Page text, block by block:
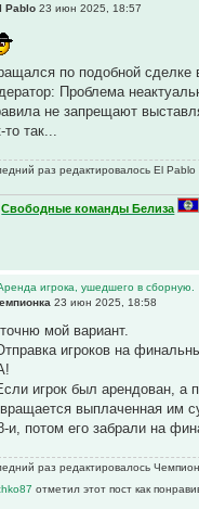
Pablo 23 июн 2025, 18:57
по подобной сделке
Проблема
не запрещают
то так...
раз редактировалось El
Свободные команды Белиза
игрока, ушедшего в сборную.
23 июн 2025, 18:58
мой вариант.
игроков на
игрок был арендован, а
выплаченная им
и, потом его забрали на
раз редактировалось
отметил этот пост как